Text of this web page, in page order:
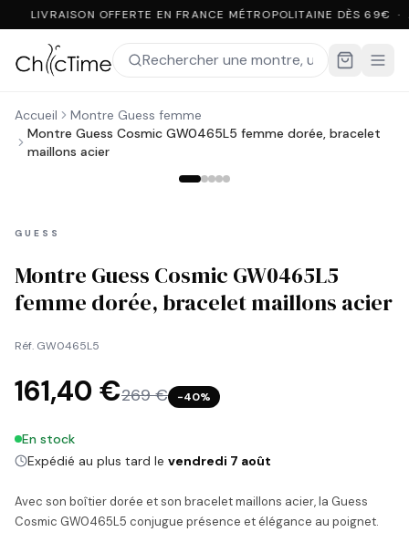
LIVRAISON OFFERTE EN FRANCE MÉTROPOLITAINE DÈS 69€
Accueil
Montre Guess femme
Montre Guess Cosmic GW0465L5 femme dorée, bracelet
maillons acier
GUESS
Montre Guess Cosmic GW0465L5
femme dorée, bracelet maillons acier
Réf. GW0465L5
161,40 €269 € −40%
En stock
Expédié au plus tard le vendredi 7 août
Avec son boîtier dorée et son bracelet maillons acier, la Guess
Cosmic GW0465L5 conjugue présence et élégance au poignet.